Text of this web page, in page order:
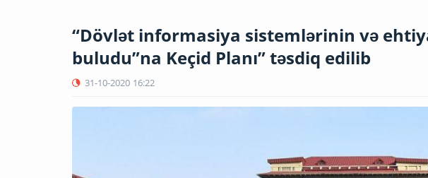
“Dövlət informasiya sistemlərinin və
buludu”na Keçid Planı” təsdiq edilib
31-10-2020 16:22